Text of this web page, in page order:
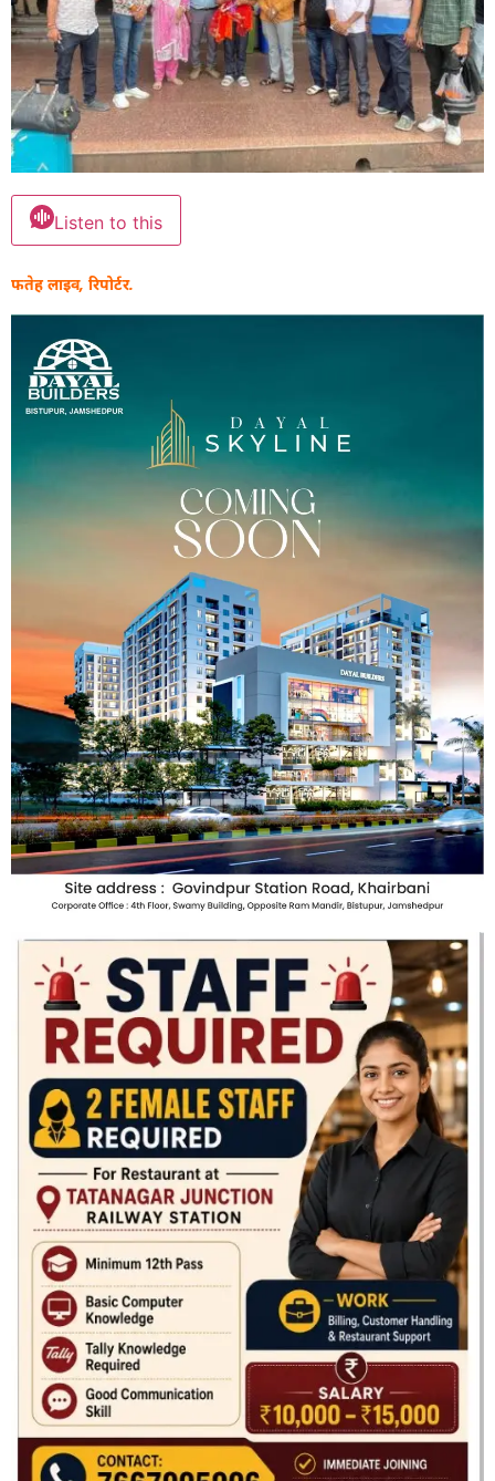
Listen to this
फतेह लाइव, रिपोर्टर.